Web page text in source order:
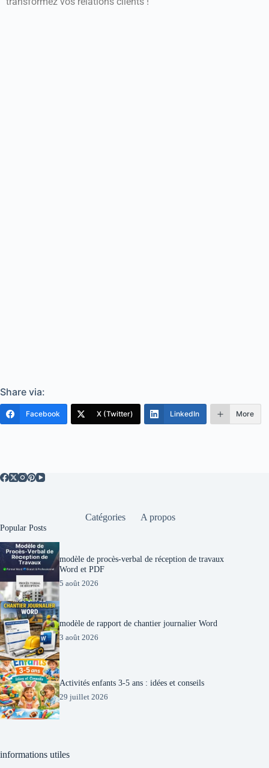
Share via:
Facebook X (Twitter) LinkedIn More
Catégories A propos
Popular Posts
modèle de procès-verbal de réception de travaux
Word et PDF
5 août 2026
modèle de rapport de chantier journalier Word
3 août 2026
Activités enfants 3-5 ans : idées et conseils
29 juillet 2026
informations utiles